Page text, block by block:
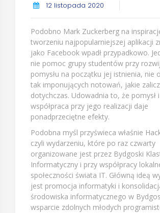
12 listopada 2020
Podobno Mark Zuckerberg na
tworzeniu najpopularniejszej aplikacji
jako Facebook wpadł przypadkowo.
nie pomoc grupy studentów przy
pomysłu na początku jej istnienia, nie
tak imponujących notowań, jakie
dotychczas. Udowadnia to, że pomysł i
współpraca przy jego realizacji daje
ponadprzeciętne efekty.
Podobna myśl przyświeca właśnie
czyli wydarzeniu, które po raz czwarty
organizowane jest przez Bydgoski
Informatyczny i przy współpracy
społeczności świata IT. Główną ideą
jest promocja informatyki i
środowiska informatycznego w
wsparcie zdolnych młodych